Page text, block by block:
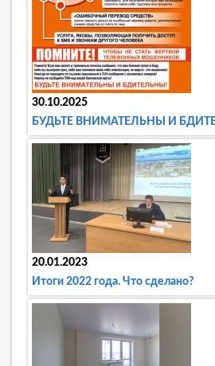
30.10.2025
БУДЬТЕ ВНИМАТЕЛЬНЫ И
20.01.2023
Итоги 2022 года. Что сделано?